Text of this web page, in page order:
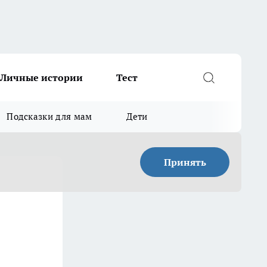
Личные истории Тест
Подсказки для мам Дети
Принять